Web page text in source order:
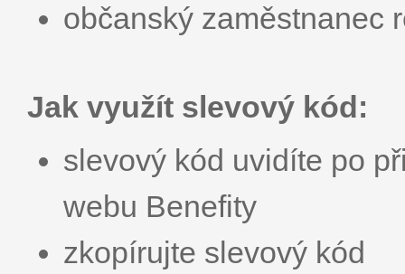
občanský zaměstnanec
Jak využít slevový kód:
slevový kód uvidíte po
webu Benefity
zkopírujte slevový kód